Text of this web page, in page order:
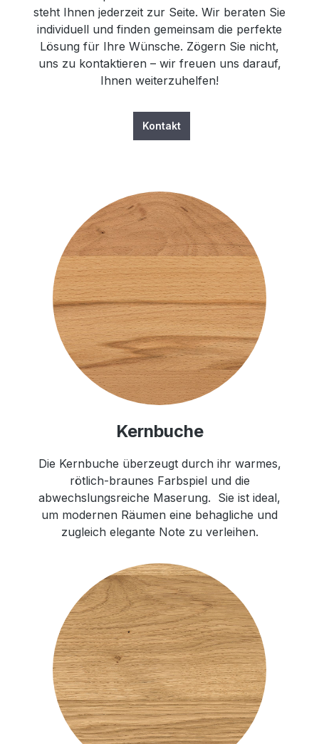
steht Ihnen jederzeit zur Seite. Wir beraten Sie
individuell und finden gemeinsam die perfekte
Lösung für Ihre Wünsche. Zögern Sie nicht,
uns zu kontaktieren – wir freuen uns darauf,
Ihnen weiterzuhelfen!
Kontakt
Kernbuche
Die Kernbuche überzeugt durch ihr warmes,
rötlich-braunes Farbspiel und die
abwechslungsreiche Maserung. Sie ist ideal,
um modernen Räumen eine behagliche und
zugleich elegante Note zu verleihen.